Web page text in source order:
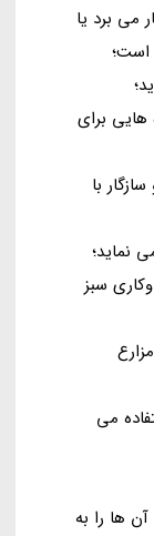
می برد یا
است؛
برای
با
نماید؛
سبز
می
ها را به